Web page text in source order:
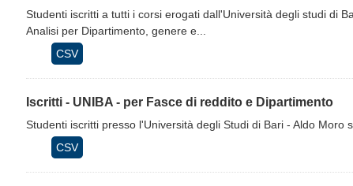
Studenti iscritti a tutti i corsi erogati dall'Università degli studi di
Analisi per Dipartimento, genere e...
CSV
Iscritti - UNIBA - per Fasce di reddito e Dipartimento
Studenti iscritti presso l'Università degli Studi di Bari - Aldo Moro
CSV